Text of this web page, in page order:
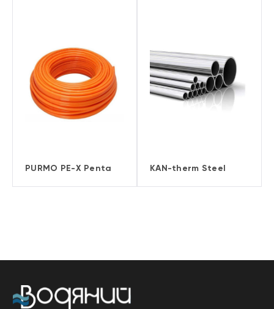
PURMO PE-X Penta KAN-therm Steel